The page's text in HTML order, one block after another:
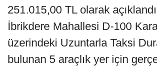
251.015,00 TL olarak
İbrikdere Mahallesi D-100
üzerindeki Uzuntarla Taksi
bulunan 5 araçlık yer için